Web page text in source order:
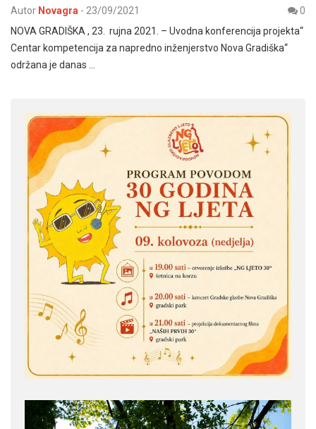
Autor Novagra - 23/09/2021
0
NOVA GRADIŠKA , 23. rujna 2021. – Uvodna konferencija projekta“
Centar kompetencija za napredno inženjerstvo Nova Gradiška“
održana je danas …